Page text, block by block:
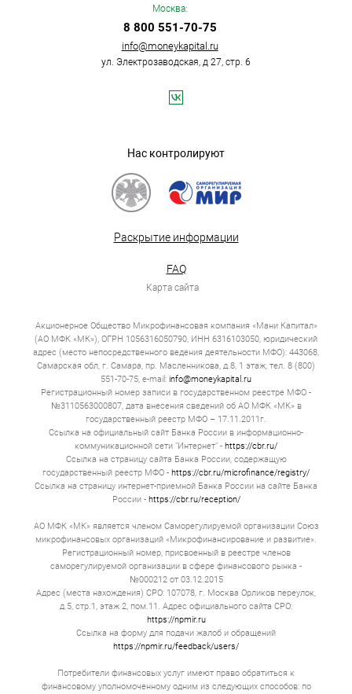
Москва:
8 800 551-70-75
info@moneykapital.ru
ул. Электрозаводская, д 27, стр. 6
Нас контролируют
Раскрытие информации
FAQ
Карта сайта
Акционерное Общество Микрофинансовая компания «Мани Капитал»
(АО МФК «МК»), ОГРН 1056316050790, ИНН 6316103050, юридический
адрес (место непосредственного ведения деятельности МФО): 443068,
Самарская обл, г. Самара, пр. Масленникова, д.8, 1 этаж, тел. 8 (800)
551-70-75, e-mail: info@moneykapital.ru
Регистрационный номер записи в государственном реестре МФО -
№3110563000807, дата внесения сведений об АО МФК «МК» в
государственный реестр МФО – 17.11.2011г.
Ссылка на официальный сайт Банка России в информационно-
коммуникационной сети "Интернет" - https://cbr.ru/
Ссылка на страницу сайта Банка России, содержащую
государственный реестр МФО - https://cbr.ru/microfinance/registry/
Ссылка на страницу интернет-приемной Банка России на сайте Банка
России - https://cbr.ru/reception/
АО МФК «МК» является членом Саморегулируемой организации Союз
микрофинансовых организаций «Микрофинансирование и развитие».
Регистрационный номер, присвоенный в реестре членов
саморегулируемой организации в сфере финансового рынка -
№000212 от 03.12.2015
Адрес (места нахождения) СРО: 107078, г. Москва Орликов переулок,
д.5, стр.1, этаж 2, пом.11. Адрес официального сайта СРО:
https://npmir.ru
Ссылка на форму для подачи жалоб и обращений
https://npmir.ru/feedback/users/
Потребители финансовых услуг имеют право обратиться к
финансовому уполномоченному одним из следующих способов: по